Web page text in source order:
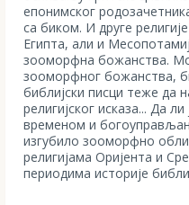
епонимског
са биком. И друге
Египта, али и
зооморфна божанства.
зооморфног божанства,
библијски писци теже да
религијског исказа... Да
временом и
изгубило зооморфно
религијама Оријента и
периодима историје